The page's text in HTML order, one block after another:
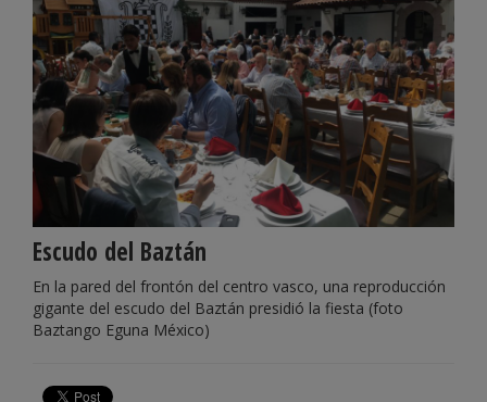
Escudo del Baztán
En la pared del frontón del centro vasco, una reproducción
gigante del escudo del Baztán presidió la fiesta (foto
Baztango Eguna México)